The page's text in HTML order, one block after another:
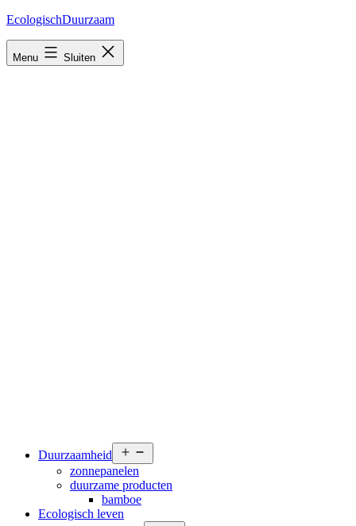
Ga
inhoud
EcologischDuurzaam
Menu Sluiten
Duurzaamheid
menu
zonnepanelen
duurzame producten
bamboe
Ecologisch leven